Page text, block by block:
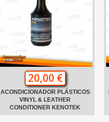
20,00 €
ACONDICIONADOR PLÁSTICOS
VINYL & LEATHER
CONDITIONER KENOTEK